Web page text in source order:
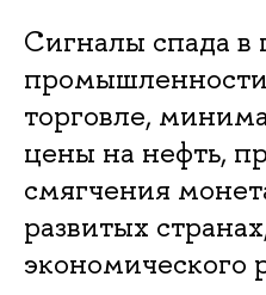
Сигналы спада в
торговле,
цены на нефть,
смягчения
развитых
экономического